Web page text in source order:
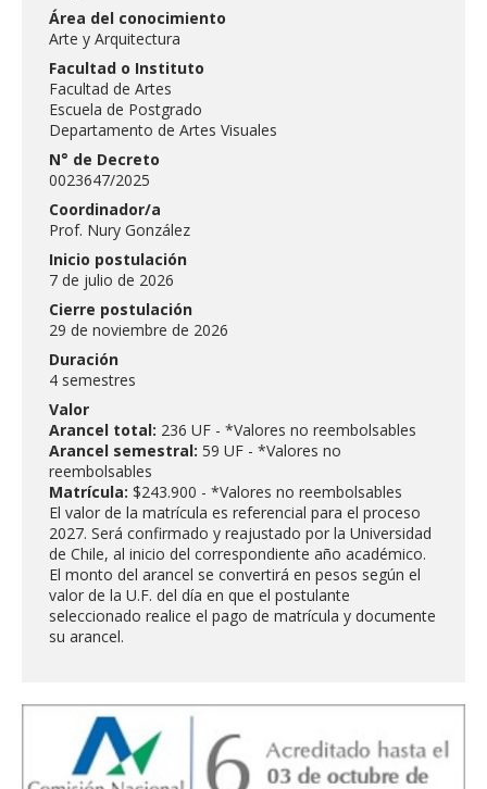
Área del conocimiento
Arte y Arquitectura
Facultad o Instituto
Facultad de Artes
Escuela de Postgrado
Departamento de Artes Visuales
N° de Decreto
0023647/2025
Coordinador/a
Prof. Nury González
Inicio postulación
7 de julio de 2026
Cierre postulación
29 de noviembre de 2026
Duración
4 semestres
Valor
Arancel total: 236 UF - *Valores no reembolsables
Arancel semestral: 59 UF - *Valores no
reembolsables
Matrícula: $243.900 - *Valores no reembolsables
El valor de la matrícula es referencial para el proceso
2027. Será confirmado y reajustado por la Universidad
de Chile, al inicio del correspondiente año académico.
El monto del arancel se convertirá en pesos según el
valor de la U.F. del día en que el postulante
seleccionado realice el pago de matrícula y documente
su arancel.